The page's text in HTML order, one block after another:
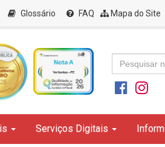
Glossário FAQ Mapa do Site
Serviços Digitais